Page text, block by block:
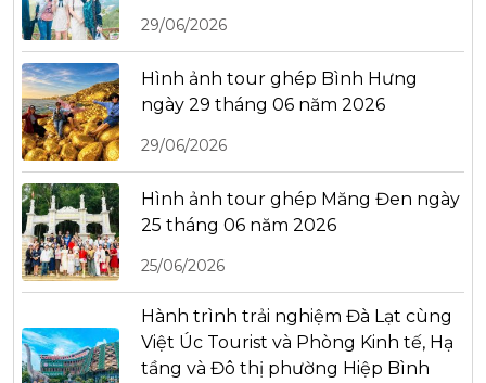
29/06/2026
Hình ảnh tour ghép Bình Hưng
ngày 29 tháng 06 năm 2026
29/06/2026
Hình ảnh tour ghép Măng Đen ngày
25 tháng 06 năm 2026
25/06/2026
Hành trình trải nghiệm Đà Lạt cùng
Việt Úc Tourist và Phòng Kinh tế, Hạ
tầng và Đô thị phường Hiệp Bình